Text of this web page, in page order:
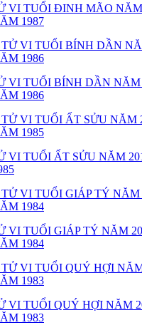
VI TUỔI ĐINH MÃO
1987
VI TUỔI BÍNH DẦN NĂM
1986
VI TUỔI ẤT SỬU NĂM
VI TUỔI GIÁP TÝ NĂM
1984
VI TUỔI QUÝ HỢI NĂM
1983